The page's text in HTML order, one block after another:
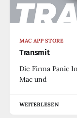
MAC APP STORE
Transmit
Die Firma Panic
Mac und
WEITERLESEN